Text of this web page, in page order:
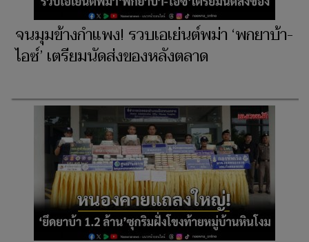
จนมุมข้างกำแพง! รวบเอเย่นต์พม่า ‘พกยาบ้า-
ไอซ์’ เตรียมนัดส่งของหลังตลาด